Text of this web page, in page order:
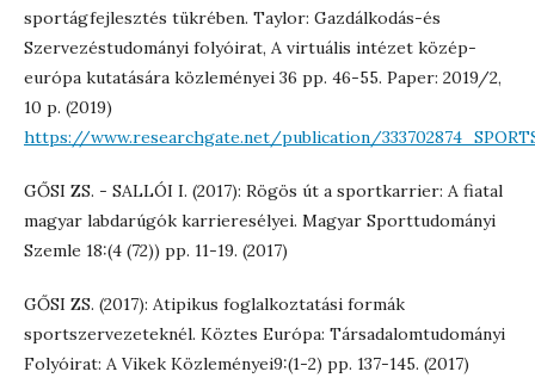
sportágfejlesztés tükrében. Taylor: Gazdálkodás-és
Szervezéstudományi folyóirat, A virtuális intézet közép-
európa kutatására közleményei 36 pp. 46-55. Paper: 2019/2,
10 p. (2019)
https://www.researchgate.net/publication/
GŐSI ZS. - SALLÓI I. (2017): Rögös út a sportkarrier: A fiatal
magyar labdarúgók karrieresélyei. Magyar Sporttudományi
Szemle 18:(4 (72)) pp. 11-19. (2017)
GŐSI ZS. (2017): Atipikus foglalkoztatási formák
sportszervezeteknél. Köztes Európa: Társadalomtudományi
Folyóirat: A Vikek Közleményei9:(1-2) pp. 137-145. (2017)